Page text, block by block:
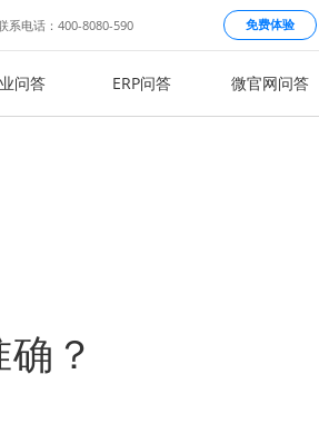
系电话：400-8080-590 免费体验
问答 ERP问答 微官网问答
？